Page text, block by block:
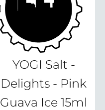
YOGI Salt -
Delights - Pink
Guava Ice 15ml